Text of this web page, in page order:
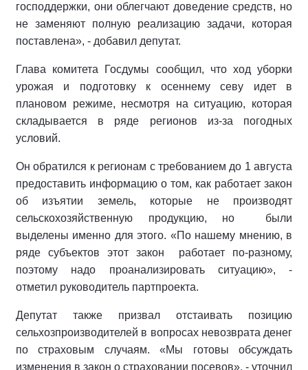
господдержки, они облегчают доведение средств, но
не заменяют полную реализацию задачи, которая
поставлена», - добавил депутат.
Глава комитета Госдумы сообщил, что ход уборки
урожая и подготовку к осеннему севу идет в
плановом режиме, несмотря на ситуацию, которая
складывается в ряде регионов из-за погодных
условий.
Он обратился к регионам с требованием до 1 августа
предоставить информацию о том, как работает закон
об изъятии земель, которые не производят
сельскохозяйственную продукцию, но были
выделены именно для этого. «По нашему мнению, в
ряде субъектов этот закон работает по-разному,
поэтому надо проанализировать ситуацию», -
отметил руководитель партпроекта.
Депутат также призвал отстаивать позицию
сельхозпроизводителей в вопросах невозврата денег
по страховым случаям. «Мы готовы обсуждать
изменения в закон о страховании посевов», - уточнил